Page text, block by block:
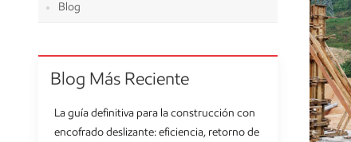
Blog
Blog Más Reciente
La guía definitiva para la construcción con
encofrado deslizante: eficiencia, retorno de